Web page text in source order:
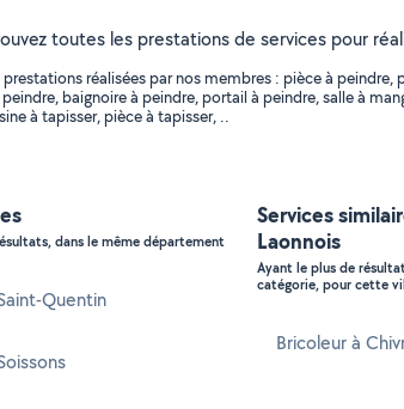
toutes les prestations de services pour
réalisées par nos membres : pièce à
baignoire à peindre, portail à peindre, salle à
à tapisser, pièce à tapisser, ..
dans le même département
Quentin
Services
Laonnois
Ayant le plus de
catégorie, pour cette
Bricoleur à